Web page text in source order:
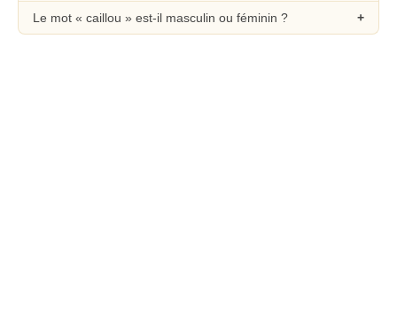
Le mot « caillou » est-il masculin ou féminin ?